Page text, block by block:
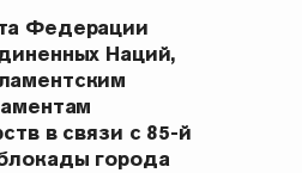
Федерации
Наций,
в связи с 85-й
города